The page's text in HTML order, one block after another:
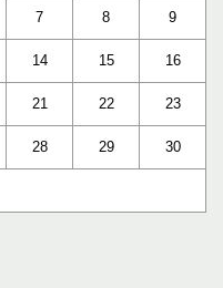
7 8 9
14 15 16
21 22 23
28 29 30